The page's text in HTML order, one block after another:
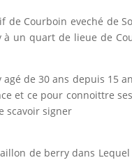
Courboin eveché de
un quart de lieue de
de 30 ans depuis 15
et ce pour connoittre
scavoir signer
de berry dans